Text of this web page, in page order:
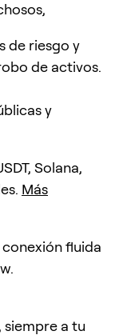
de riesgo y
de activos.
y
Solana,
Más
fluida
a tu